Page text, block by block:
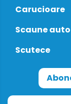
Carucioare
Scaune auto
Scutece